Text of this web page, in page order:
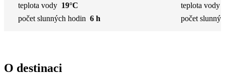
teplota vody 19°C
počet slunných hodin 6 h
teplota vody
počet
O destinaci